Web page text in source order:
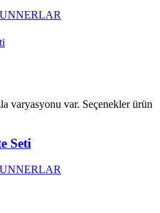
varyasyonu var. Seçenekler ürün
Seti